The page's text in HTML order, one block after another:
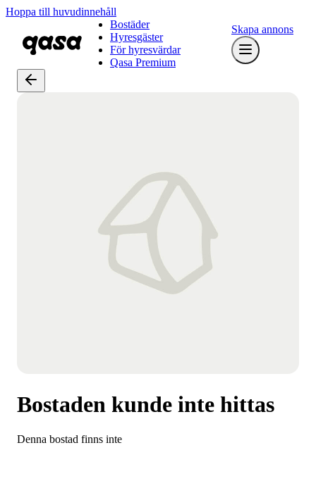
Hoppa till huvudinnehåll
Bostäder
Hyresgäster
För hyresvärdar
Qasa Premium
Skapa annons
Bostaden kunde inte hittas
Denna bostad finns inte